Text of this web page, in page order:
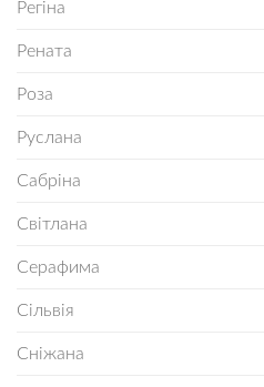
Регіна
Рената
Роза
Руслана
Сабріна
Світлана
Серафима
Сільвія
Сніжана